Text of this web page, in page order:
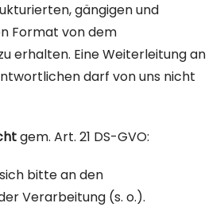
gängigen und
Format von dem
erhalten. Eine Weiterleitung an
darf von uns nicht
gem. Art. 21 DS-GVO:
bitte an den
Verarbeitung (s. o.).